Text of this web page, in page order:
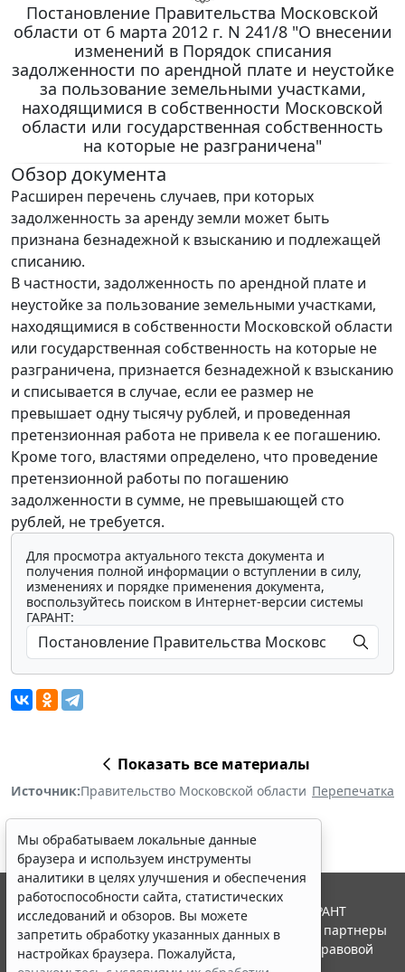
Постановление Правительства Московской
области от 6 марта 2012 г. N 241/8 "О внесении
изменений в Порядок списания
задолженности по арендной плате и неустойке
за пользование земельными участками,
находящимися в собственности Московской
области или государственная собственность
на которые не разграничена"
Обзор документа
Расширен перечень случаев, при которых
задолженность за аренду земли может быть
признана безнадежной к взысканию и подлежащей
списанию.
В частности, задолженность по арендной плате и
неустойке за пользование земельными участками,
находящимися в собственности Московской области
или государственная собственность на которые не
разграничена, признается безнадежной к взысканию
и списывается в случае, если ее размер не
превышает одну тысячу рублей, и проведенная
претензионная работа не привела к ее погашению.
Кроме того, властями определено, что проведение
претензионной работы по погашению
задолженности в сумме, не превышающей сто
рублей, не требуется.
Для просмотра актуального текста документа и
получения полной информации о вступлении в силу,
изменениях и порядке применения документа,
воспользуйтесь поиском в Интернет-версии системы
ГАРАНТ:
Показать все материалы
Источник:Правительство Московской области Перепечатка
Мы обрабатываем локальные данные
браузера и используем инструменты
аналитики в целях улучшения и обеспечения
работоспособности сайта, статистических
исследований и обзоров. Вы можете
запретить обработку указанных данных в
настройках браузера. Пожалуйста,
© ООО "НПП "ГАРАНТ-СЕРВИС", 2026. Система ГАРАНТ
выпускается с 1990 года. Компания "Гарант" и ее партнеры
являются участниками Российской ассоциации правовой
информации ГАРАНТ.